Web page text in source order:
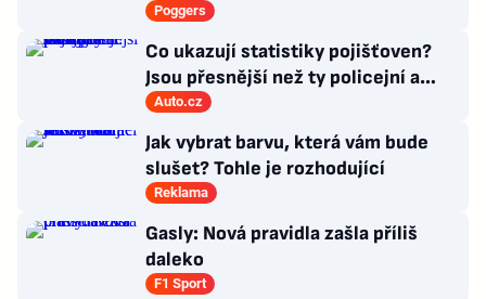
nových produktů
Poggers
Co ukazují statistiky pojišťoven?
Jsou přesnější než ty policejní a
veřejně dostupné!
Auto.cz
Jak vybrat barvu, která vám bude
slušet? Tohle je rozhodující
Reklama
Gasly: Nová pravidla zašla příliš
daleko
F1 Sport